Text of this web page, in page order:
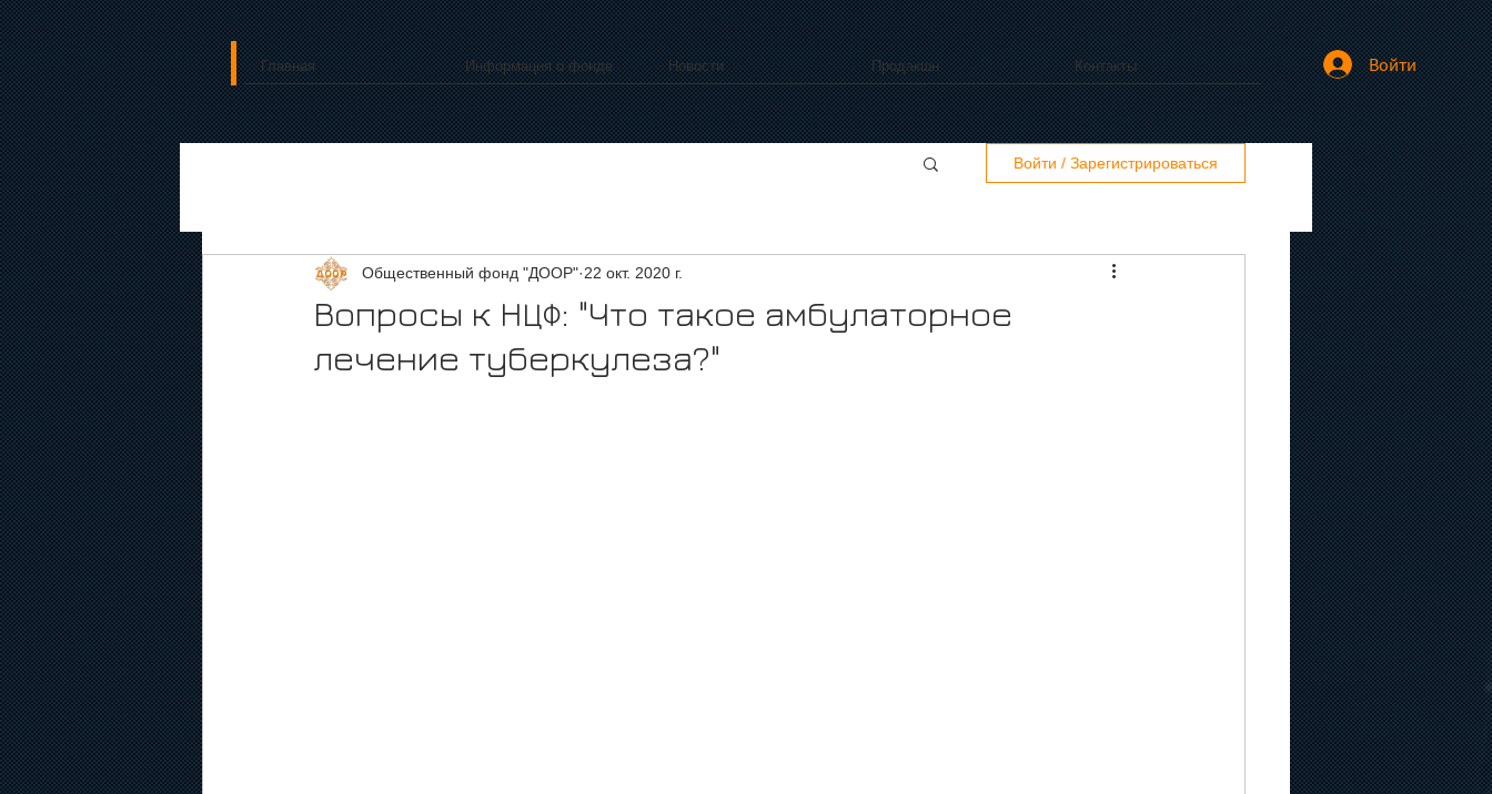
Главная Информация о фонде Новости Продакшн Контакты Войти
Войти / Зарегистрироваться
Вопросы к НЦФ: "Что такое амбулаторное
лечение туберкулеза?"
Общественный фонд "ДООР" 22 окт. 2020 г.